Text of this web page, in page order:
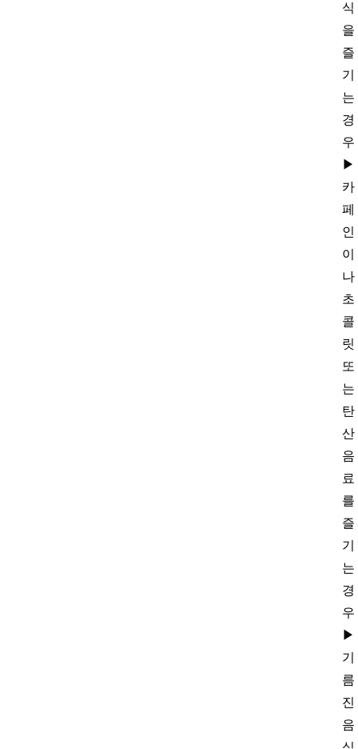
식
을
즐
기
는
경
우
▶
카
페
인
이
나
초
콜
릿
또
는
탄
산
음
료
를
즐
기
는
경
우
▶
기
름
진
음